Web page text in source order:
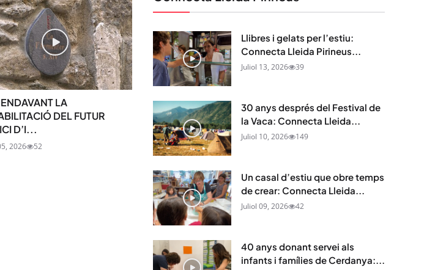
LA
DEL FUTUR
D’I...
2026 52
Llibres i gelats per l’estiu:
Connecta Lleida Pirineus...
Juliol 13, 2026 39
30 anys després del Festival de
la Vaca: Connecta Lleida...
Juliol 10, 2026 149
Un casal d’estiu que obre temps
de crear: Connecta Lleida...
Juliol 09, 2026 42
40 anys donant servei als
infants i famílies de Cerdanya:...
SUBSCRIU-TE